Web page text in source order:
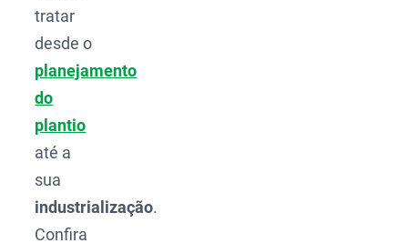
tratar
desde o
planejamento
do
plantio
até a
sua
industrialização.
Confira